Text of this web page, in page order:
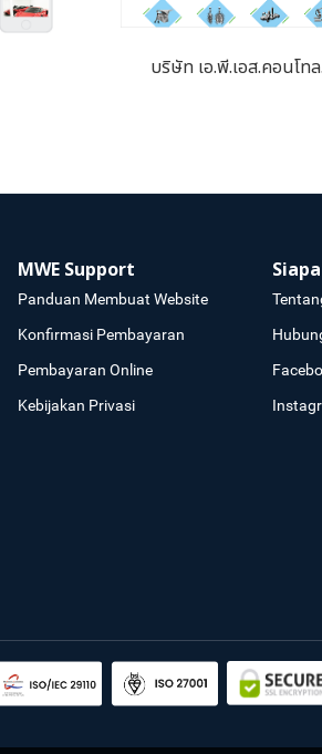
บริษัท เอ.พี.เอส.คอนโท
MWE Support
Panduan Membuat Website
Konfirmasi Pembayaran
Pembayaran Online
Kebijakan Privasi